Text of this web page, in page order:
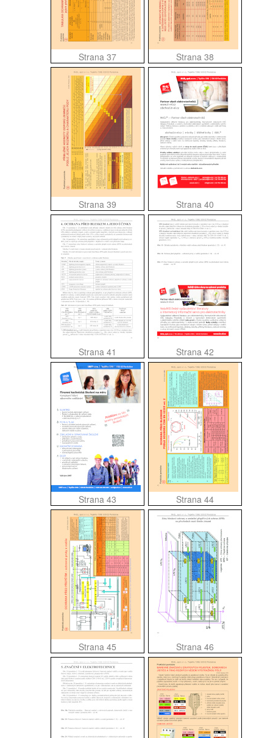
Strana 37 Strana 38
Strana 39 Strana 40
Strana 41 Strana 42
Strana 43 Strana 44
Strana 45 Strana 46